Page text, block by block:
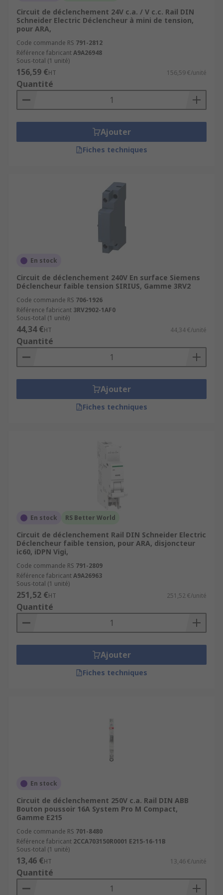
Circuit de déclenchement 24V c.a. / V c.c. Rail DIN
Schneider Electric Déclencheur à mini de tension,
pour ARA,
Code commande RS 791-2812
Référence fabricantA9A26948
Sous-total (1 unité)
156,59 €HT 156,59 €/unité
Quantité
Ajouter
Fiches techniques
En stock
Circuit de déclenchement 240V En surface Siemens
Déclencheur faible tension SIRIUS, Gamme 3RV2
Code commande RS 706-1926
Référence fabricant 3RV2902-1AF0
Sous-total (1 unité)
44,34 €HT 44,34 €/unité
Quantité
Ajouter
Fiches techniques
En stock RS Better World
Circuit de déclenchement Rail DIN Schneider Electric
Déclencheur faible tension, pour ARA, disjoncteur
ic60, iDPN Vigi,
Code commande RS 791-2809
Référence fabricantA9A26963
Sous-total (1 unité)
251,52 €HT 251,52 €/unité
Quantité
Ajouter
Fiches techniques
En stock
Circuit de déclenchement 250V c.a. Rail DIN ABB
Bouton poussoir 16A System Pro M Compact,
Gamme E215
Code commande RS 701-8480
Référence fabricant 2CCA703150R0001 E215-16-11B
Sous-total (1 unité)
13,46 €HT 13,46 €/unité
Quantité